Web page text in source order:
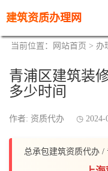
建筑资质办理网
当前位置： 网站首页 > 办
青浦区建筑装
多少时间
作者: 资质代办 2024-
总承包建筑资质代办 /